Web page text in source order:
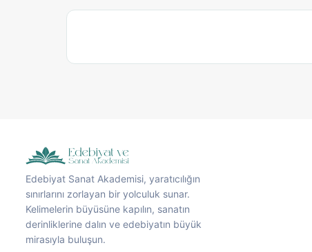
Edebiyat Sanat Akademisi, yaratıcılığın
sınırlarını zorlayan bir yolculuk sunar.
Kelimelerin büyüsüne kapılın, sanatın
derinliklerine dalın ve edebiyatın büyük
mirasıyla buluşun.